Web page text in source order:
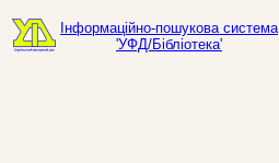
Інформаційно-пошукова система
'УФД/Бібліотека'